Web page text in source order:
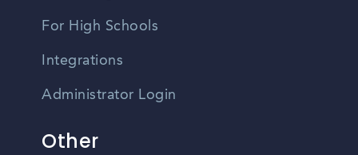
For High Schools
Integrations
Administrator Login
Other